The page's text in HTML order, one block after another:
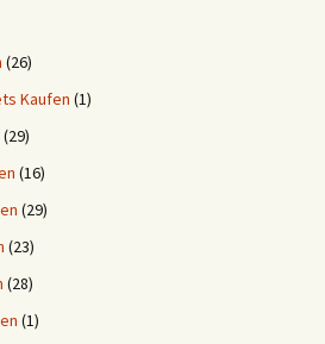
(26)
Kaufen (1)
(29)
(16)
(29)
(23)
(28)
(1)